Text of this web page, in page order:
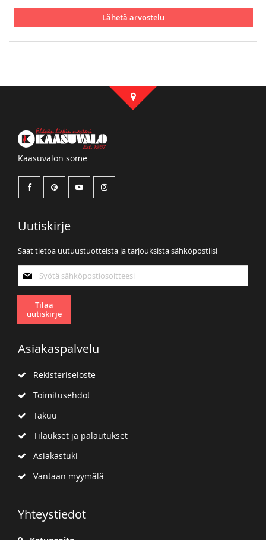
Lähetä arvostelu
Kaasuvalon some
Uutiskirje
Saat tietoa uutuustuotteista ja tarjouksista sähköpostiisi
uutiskirjeemme:
Tilaa
uutiskirje
Asiakaspalvelu
Rekisteriseloste
Toimitusehdot
Takuu
Tilaukset ja palautukset
Asiakastuki
Vantaan myymälä
Yhteystiedot